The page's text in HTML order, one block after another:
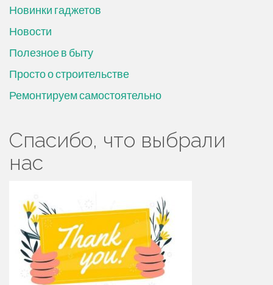
Новинки гаджетов
Новости
Полезное в быту
Просто о строительстве
Ремонтируем самостоятельно
Спасибо, что выбрали
нас